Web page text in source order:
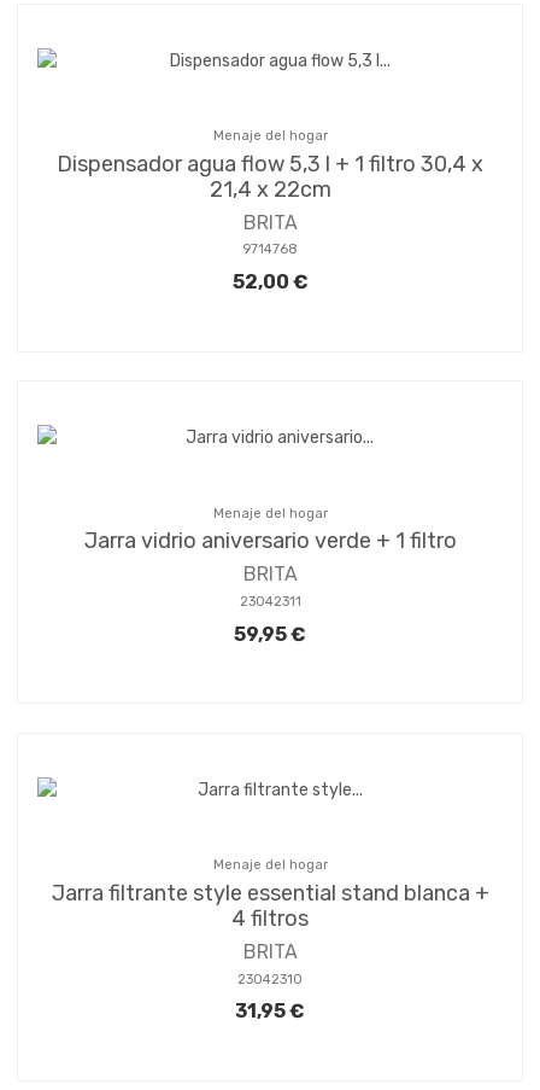
Menaje del hogar
Dispensador agua flow 5,3 l + 1 filtro 30,4 x
21,4 x 22cm
BRITA
9714768
52,00 €
Menaje del hogar
Jarra vidrio aniversario verde + 1 filtro
BRITA
23042311
59,95 €
Menaje del hogar
Jarra filtrante style essential stand blanca +
4 filtros
BRITA
23042310
31,95 €